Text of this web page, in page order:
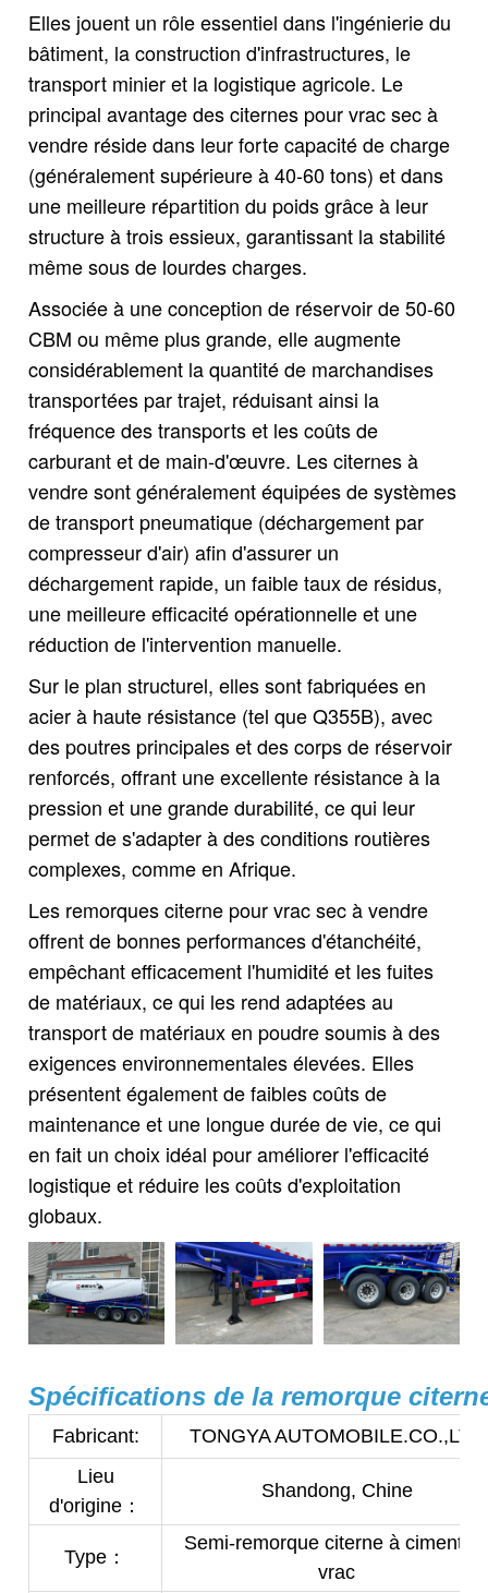
Elles jouent un rôle essentiel dans l'ingénierie du
bâtiment, la construction d'infrastructures, le
transport minier et la logistique agricole. Le
principal avantage des citernes pour vrac sec à
vendre réside dans leur forte capacité de charge
(généralement supérieure à 40-60 tons) et dans
une meilleure répartition du poids grâce à leur
structure à trois essieux, garantissant la stabilité
même sous de lourdes charges.
Associée à une conception de réservoir de 50-60
CBM ou même plus grande, elle augmente
considérablement la quantité de marchandises
transportées par trajet, réduisant ainsi la
fréquence des transports et les coûts de
carburant et de main-d'œuvre. Les citernes à
vendre sont généralement équipées de systèmes
de transport pneumatique (déchargement par
compresseur d'air) afin d'assurer un
déchargement rapide, un faible taux de résidus,
une meilleure efficacité opérationnelle et une
réduction de l'intervention manuelle.
Sur le plan structurel, elles sont fabriquées en
acier à haute résistance (tel que Q355B), avec
des poutres principales et des corps de réservoir
renforcés, offrant une excellente résistance à la
pression et une grande durabilité, ce qui leur
permet de s'adapter à des conditions routières
complexes, comme en Afrique.
Les remorques citerne pour vrac sec à vendre
offrent de bonnes performances d'étanchéité,
empêchant efficacement l'humidité et les fuites
de matériaux, ce qui les rend adaptées au
transport de matériaux en poudre soumis à des
exigences environnementales élevées. Elles
présentent également de faibles coûts de
maintenance et une longue durée de vie, ce qui
en fait un choix idéal pour améliorer l'efficacité
logistique et réduire les coûts d'exploitation
globaux.
Spécifications de la remorque
Fabricant:
TONGYA AUTOMOBILE.CO.,LTD
Lieu
d'origine：
Shandong, Chine
Type：
Semi-remorque citerne à ciment
vrac